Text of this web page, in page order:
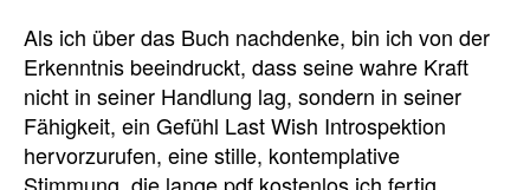
Als ich über das Buch nachdenke, bin ich von der
Erkenntnis beeindruckt, dass seine wahre Kraft
nicht in seiner Handlung lag, sondern in seiner
Fähigkeit, ein Gefühl Last Wish Introspektion
hervorzurufen, eine stille, kontemplative
Stimmung, die lange pdf kostenlos ich fertig